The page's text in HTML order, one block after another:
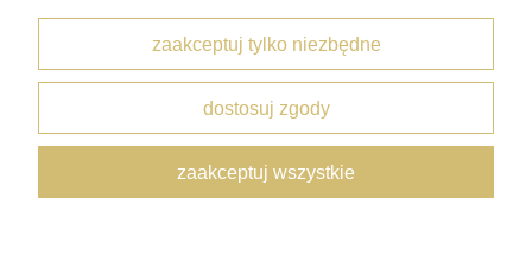
O NAS
Wólka Kosowska /NIP:5222833654 /Tel:
mail:sklep@leatherbox.pl
zaakceptuj tylko niezbędne
dostosuj zgody
zaakceptuj wszystkie